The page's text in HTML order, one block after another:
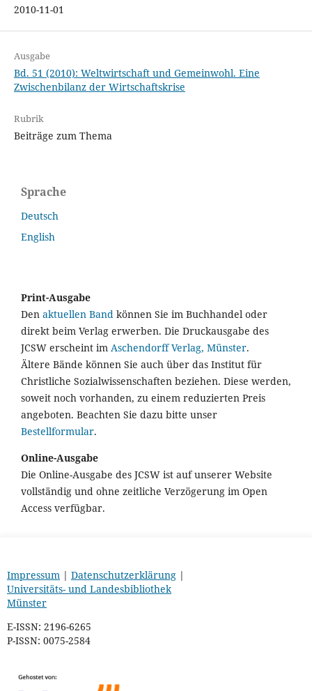
2010-11-01
Ausgabe
Bd. 51 (2010): Weltwirtschaft und Gemeinwohl. Eine
Zwischenbilanz der Wirtschaftskrise
Rubrik
Beiträge zum Thema
Sprache
Deutsch
English
Print-Ausgabe
Den aktuellen Band können Sie im Buchhandel oder
direkt beim Verlag erwerben. Die Druckausgabe des
JCSW erscheint im Aschendorff Verlag, Münster.
Ältere Bände können Sie auch über das Institut für
Christliche Sozialwissenschaften beziehen. Diese werden,
soweit noch vorhanden, zu einem reduzierten Preis
angeboten. Beachten Sie dazu bitte unser
Bestellformular.
Online-Ausgabe
Die Online-Ausgabe des JCSW ist auf unserer Website
vollständig und ohne zeitliche Verzögerung im Open
Access verfügbar.
Impressum| Datenschutzerklärung|
Universitäts- und Landesbibliothek
Münster
E-ISSN: 2196-6265
P-ISSN: 0075-2584